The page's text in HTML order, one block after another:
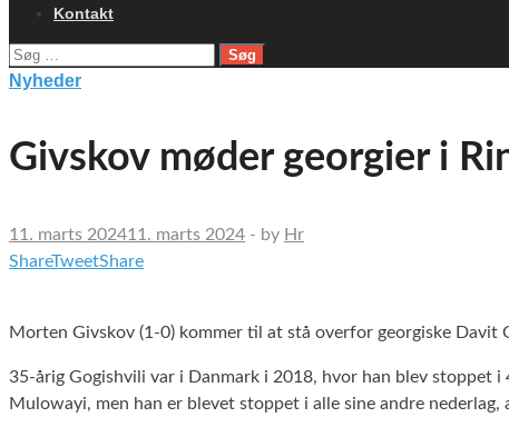
Kontakt
Søg
efter:
Nyheder
Givskov møder georgier i
11. marts 202411. marts 2024 - by Hr
ShareTweetShare
Morten Givskov (1-0) kommer til at stå overfor georgiske
35-årig Gogishvili var i Danmark i 2018, hvor han blev stoppet
Mulowayi, men han er blevet stoppet i alle sine andre